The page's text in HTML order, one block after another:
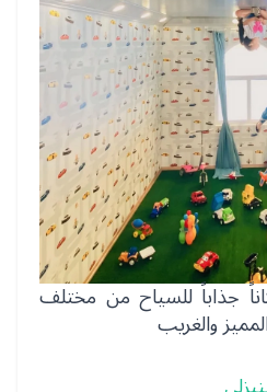
جذاباً للسياح من مختلف
والغريب